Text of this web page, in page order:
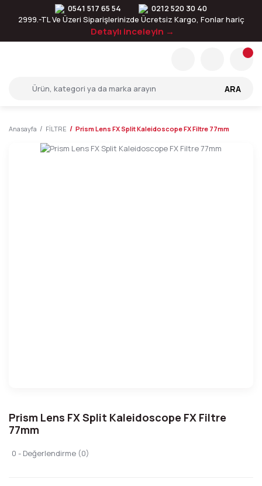
0541 517 65 54
0212 520 30 40
2999.-TL Ve Üzeri Siparişlerinizde Ücretsiz Kargo, Fonlar hariç
Detaylı inceleyin →
ARA
Anasayfa FİLTRE Prism Lens FX Split Kaleidoscope FX Filtre 77mm
Prism Lens FX Split Kaleidoscope FX Filtre
77mm
0 - Değerlendirme (0)